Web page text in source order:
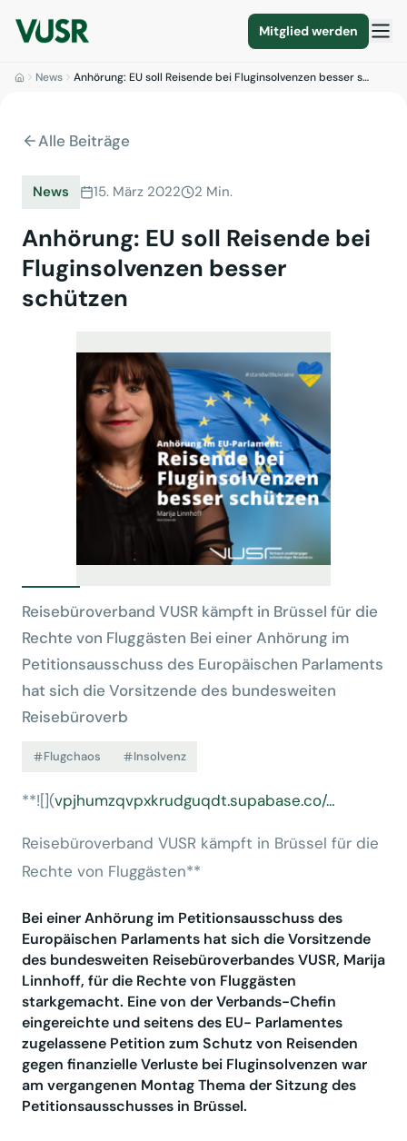
Mitglied werden
News Anhörung: EU soll Reisende bei Fluginsolvenzen besser s…
Alle Beiträge
News 15. März 2022 2 Min.
Anhörung: EU soll Reisende bei
Fluginsolvenzen besser
schützen
Reisebüroverband VUSR kämpft in Brüssel für die
Rechte von Fluggästen Bei einer Anhörung im
Petitionsausschuss des Europäischen Parlaments
hat sich die Vorsitzende des bundesweiten
Reisebüroverb
Flugchaos Insolvenz
**![](vpjhumzqvpxkrudguqdt.supabase.co/…
Reisebüroverband VUSR kämpft in Brüssel für die
Rechte von Fluggästen**
Bei einer Anhörung im Petitionsausschuss des
Europäischen Parlaments hat sich die Vorsitzende
des bundesweiten Reisebüroverbandes VUSR, Marija
Linnhoff, für die Rechte von Fluggästen
starkgemacht. Eine von der Verbands-Chefin
eingereichte und seitens des EU- Parlamentes
zugelassene Petition zum Schutz von Reisenden
gegen finanzielle Verluste bei Fluginsolvenzen war
am vergangenen Montag Thema der Sitzung des
Petitionsausschusses in Brüssel.